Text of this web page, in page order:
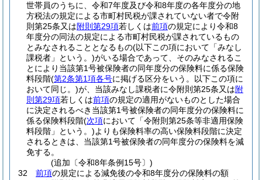
世帯員のうちに、令和7年度及び令和8年度の各年度分の地
方税法の規定による市町村民税が課されていない者で令附
則第25条又は附則第29項若しくは前項の規定により令和8
年度分の同法の規定による市町村民税が課されているもの
とみなされることとなるもの(以下この項において「みなし
課税者」という。)がいる場合であって、そのみなされるこ
とにより当該第1号被保険者の同年度分の保険料に係る保険
料段階(第2条第1項各号に掲げる区分をいう。以下この項に
おいて同じ。)が、当該みなし課税者に令附則第25条又は附
則第29項若しくは前項の規定の適用がないものとした場合
に決定されるべき当該第1号被保険者の同年度分の保険料に
係る保険料段階(次項において「令附則第25条等非適用保険
料段階」という。)よりも保険料率の高い保険料段階に決定
されるときは、当該第1号被保険者の同年度分の保険料を減
免する。
(追加〔令和8年条例15号〕)
32
前項の規定による減免後の令和8年度分の保険料の額